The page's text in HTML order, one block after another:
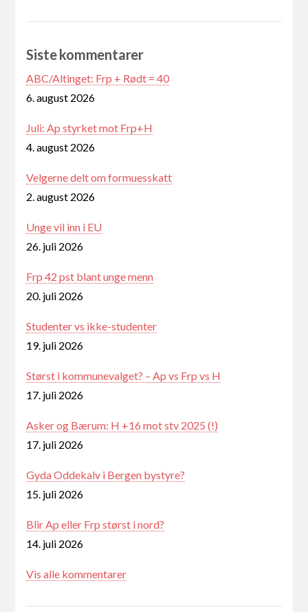
Siste kommentarer
ABC/Altinget: Frp + Rødt = 40
6. august 2026
Juli: Ap styrket mot Frp+H
4. august 2026
Velgerne delt om formuesskatt
2. august 2026
Unge vil inn i EU
26. juli 2026
Frp 42 pst blant unge menn
20. juli 2026
Studenter vs ikke-studenter
19. juli 2026
Størst i kommunevalget? – Ap vs Frp vs H
17. juli 2026
Asker og Bærum: H +16 mot stv 2025 (!)
17. juli 2026
Gyda Oddekalv i Bergen bystyre?
15. juli 2026
Blir Ap eller Frp størst i nord?
14. juli 2026
Vis alle kommentarer